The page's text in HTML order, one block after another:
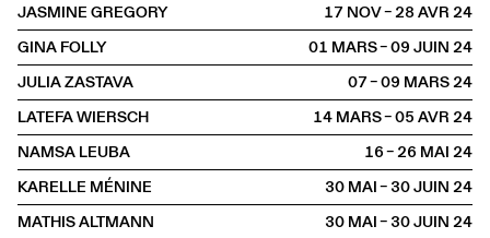
JASMINE GREGORY
17 NOV – 28 AVR2024
GINA FOLLY
01 MARS – 09 JUIN2024
JULIA ZASTAVA
07 – 09 MARS2024
LATEFA WIERSCH
14 MARS – 05 AVR2024
NAMSA LEUBA
16 – 26 MAI2024
KARELLE MÉNINE
30 MAI – 30 JUIN2024
MATHIS ALTMANN
30 MAI – 30 JUIN2024